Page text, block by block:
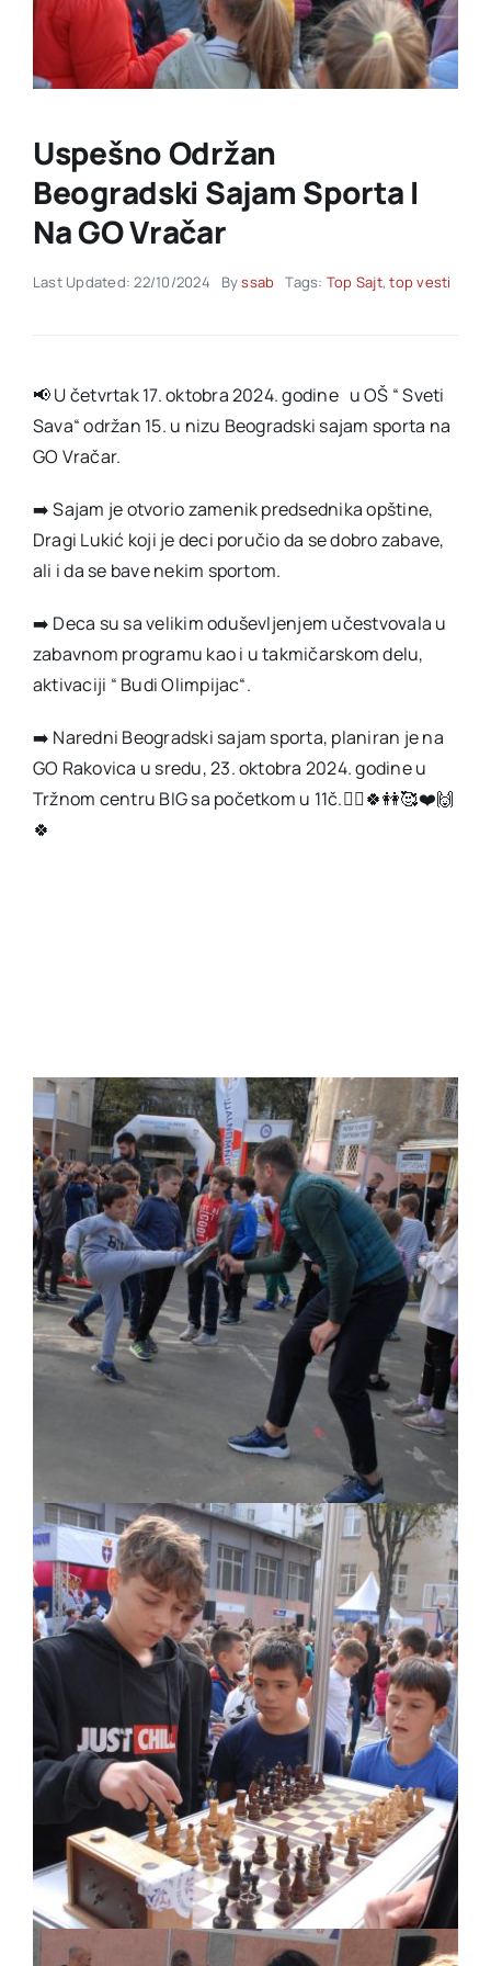
Akti SSAB
Uspešno Održan
Beogradski Sajam Sporta I
Na GO Vračar
Last Updated: 22/10/2024 Byssab Tags: Top Sajt,top vesti
📢 U četvrtak 17. oktobra 2024. godine u OŠ “ Sveti
Sava“ održan 15. u nizu Beogradski sajam sporta na
GO Vračar.
➡️ Sajam je otvorio zamenik predsednika opštine,
Dragi Lukić koji je deci poručio da se dobro zabave,
ali i da se bave nekim sportom.
➡️ Deca su sa velikim oduševljenjem učestvovala u
zabavnom programu kao i u takmičarskom delu,
aktivaciji “ Budi Olimpijac“.
➡️ Naredni Beogradski sajam sporta, planiran je na
GO Rakovica u sredu, 23. oktobra 2024. godine u
Tržnom centru BIG sa početkom u 11č.🙋‍♀️🍀👭🥰❤️🙌
🍀